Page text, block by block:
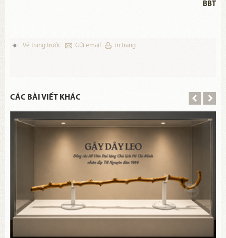
BBT
Về trang trước Gửi email in trang
CÁC BÀI VIẾT KHÁC